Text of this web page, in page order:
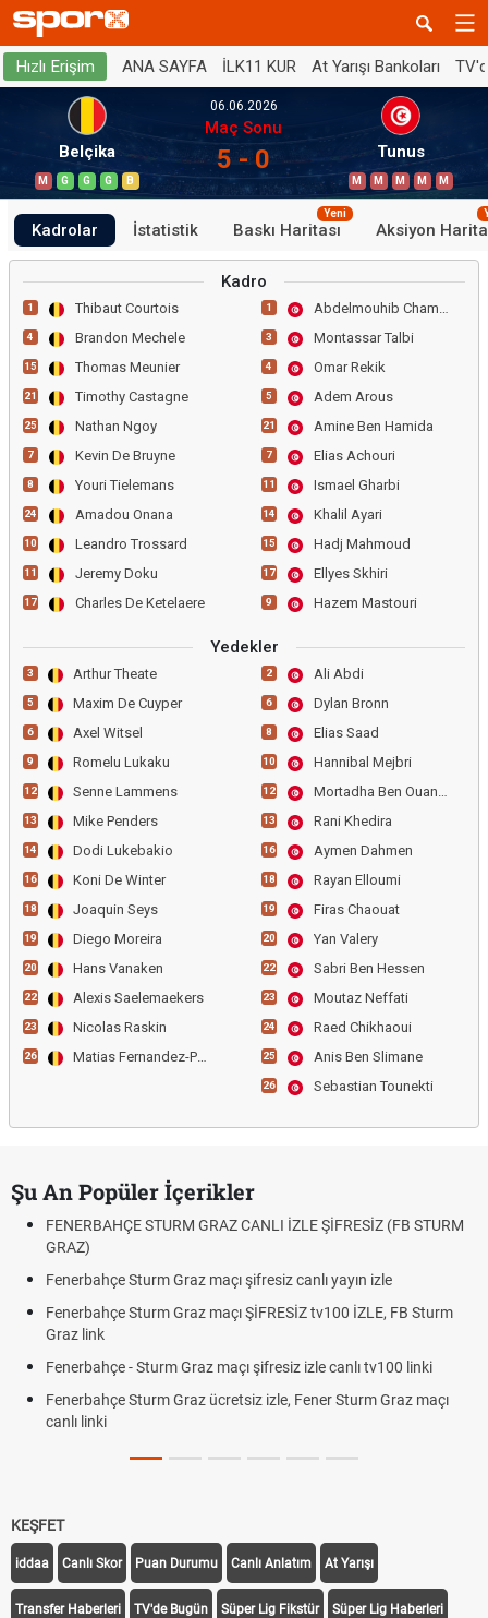
Hızlı Erişim ANA SAYFA İLK11 KUR At Yarışı Bankoları
Belçika
M G G G B
06.06.2026
Maç Sonu
5 - 0 Tunus
M M M M M
Kadrolar İstatistik Baskı Haritası
Yeni
Aksiyon
Kadro
1 Thibaut Courtois
4 Brandon Mechele
15 Thomas Meunier
21 Timothy Castagne
25 Nathan Ngoy
7 Kevin De Bruyne
8 Youri Tielemans
24 Amadou Onana
10 Leandro Trossard
11 Jeremy Doku
17 Charles De Ketelaere
1 Abdelmouhib Chamakh
3 Montassar Talbi
4 Omar Rekik
5 Adem Arous
21 Amine Ben Hamida
7 Elias Achouri
11 Ismael Gharbi
14 Khalil Ayari
15 Hadj Mahmoud
17 Ellyes Skhiri
9 Hazem Mastouri
Yedekler
3 Arthur Theate
5 Maxim De Cuyper
6 Axel Witsel
9 Romelu Lukaku
12 Senne Lammens
13 Mike Penders
14 Dodi Lukebakio
16 Koni De Winter
18 Joaquin Seys
19 Diego Moreira
20 Hans Vanaken
22 Alexis Saelemaekers
23 Nicolas Raskin
26 Matias Fernandez-Pardo
2 Ali Abdi
6 Dylan Bronn
8 Elias Saad
10 Hannibal Mejbri
12 Mortadha Ben Ouanes
13 Rani Khedira
16 Aymen Dahmen
18 Rayan Elloumi
19 Firas Chaouat
20 Yan Valery
22 Sabri Ben Hessen
23 Moutaz Neffati
24 Raed Chikhaoui
25 Anis Ben Slimane
26 Sebastian Tounekti
Şu An Popüler İçerikler
FENERBAHÇE STURM GRAZ CANLI İZLE ŞİFRESİZ (FB STURM
GRAZ)
Fenerbahçe Sturm Graz maçı şifresiz canlı yayın izle
Fenerbahçe Sturm Graz maçı ŞİFRESİZ tv100 İZLE, FB Sturm
Graz link
Fenerbahçe - Sturm Graz maçı şifresiz izle canlı tv100 linki
Fenerbahçe Sturm Graz ücretsiz izle, Fener Sturm Graz maçı
canlı linki
KEŞFET
iddaa Canlı Skor Puan Durumu Canlı Anlatım At Yarışı
Transfer Haberleri TV'de Bugün Süper Lig Fikstür Süper Lig Haberleri